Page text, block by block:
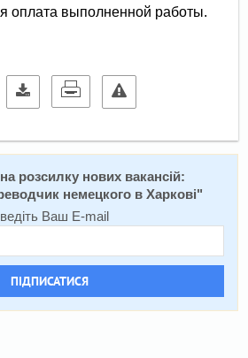
оплата выполненной работы.
розсилку нових вакансій:
немецкого в Харкові"
Ваш E-mail
ПІДПИСАТИСЯ